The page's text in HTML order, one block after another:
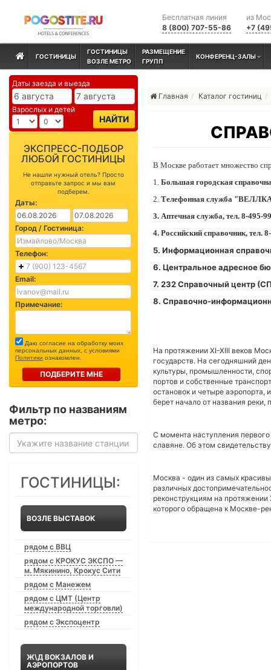
из
+7
Бесплатная линия
8 (800) 707-55-86
ГОСТИНИЦЫ
ГОСТИНИЦЫ
ВОЗЛЕ МЕТРО
РАЗМЕЩЕНИЕ
ГРУПП
КОНФЕРЕНЦ-ЗАЛЫ
Даты заезда и выезда
Взрослых и детей
НАЙТИ
ЭКСПРЕСС-ПОДБОР
ЛЮБОЙ ГОСТИНИЦЫ
Не нашли нужный отель? Просто
отправьте запрос и мы вам
подберем.
Даты:
Город / Гостиница:
Телефон:
Email:
Примечание:
Даю согласие на обработку моих
персональных данных, с условиями
Политики ознакомлен.
ПОДБЕРИТЕ МНЕ
Фильтр по названиям
метро:
ГОСТИНИЦЫ:
ВОЗЛЕ ВЫСТАВОК
рядом с ВВЦ
рядом с КРОКУС ЭКСПО —
м. Мякинино, Крокус Сити
рядом с Манежем
рядом с ЦМТ (Центр
международной торговли)
рядом с Экспоцентр
Ж\Д ВОКЗАЛОВ И
АЭРОПОРТОВ
Главная Каталог гостиниц
В Москве работает множество
1.Большая городская
2.Телефонная служба
3. Аптечная служба, тел. 8-495-
4. Российский справочник, тел.
5. Информационная
6. Центральное адресное
7. 232 Справочный центр
8. Справочно-
На протяжении XI-XIII веков
государств. На сегодняшний
культуры, промышленности,
портов и собственные
остановок и четыре аэропорта,
берет начало от названия
С момента наступления
славяне. Об этом
Москва - один из самых
различных
реконструкциям на
которого обращена к Москве-